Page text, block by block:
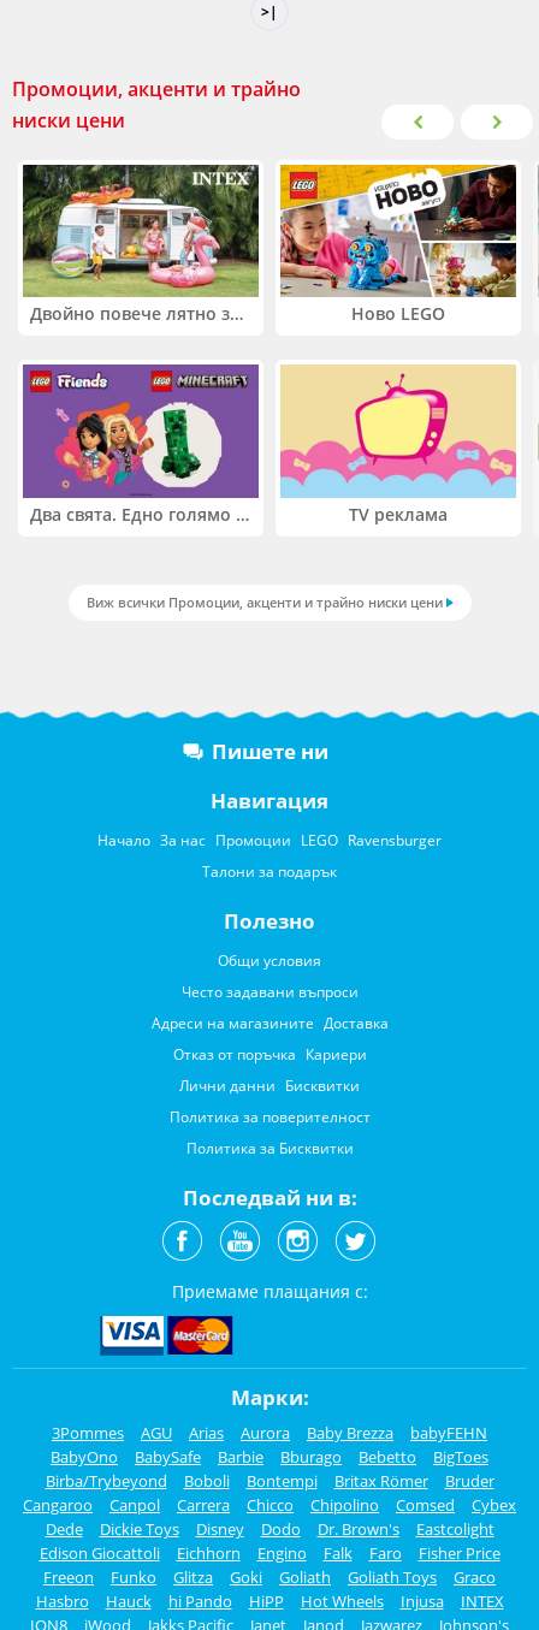
>|
Промоции, акценти и трайно
ниски цени
Двойно повече лятно забавление! Купи 2 продукта INTEX и вземи -33%
Два свята. Едно голямо приключение. Купи 2 продукта LEGO® Friends и/или LEGO® Minecraft и вземи -27%
Ново LEGO
TV реклама
Виж всички Промоции, акценти и трайно ниски цени
Пишете ни
Навигация
Начало За нас Промоции LEGO Ravensburger
Талони за подарък
Полезно
Общи условия
Често задавани въпроси
Адреси на магазините Доставка
Отказ от поръчка Кариери
Лични данни Бисквитки
Политика за поверителност
Политика за Бисквитки
Последвай ни в:
Приемаме плащания с:
Марки:
3Pommes AGU Arias Aurora Baby Brezza
babyFEHN
BabyOno
BabySafe Barbie Bburago Bebetto
BigToes
Birba/Trybeyond
Boboli Bontempi Britax Römer
Bruder
Cangaroo
Canpol Carrera Chicco Chipolino Comsed
Cybex
Dede
Dickie Toys Disney Dodo Dr. Brown's
Eastcolight
Edison Giocattoli
Eichhorn Engino Falk Faro
Fisher Price
Freeon
Funko Glitza Goki Goliath Goliath Toys
Graco
Hasbro
Hauck hi Pando HiPP Hot Wheels Injusa
INTEX
ION8
iWood Jakks Pacific Janet Janod Jazwarez Johnson's